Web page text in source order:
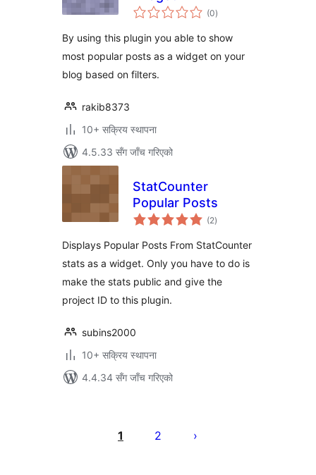
(0कुल
रेटिङ्गहरू
)
By using this plugin you able to show
most popular posts as a widget on your
blog based on filters.
rakib8373
10+ सक्रिय स्थापना
4.5.33 सँग जाँच गरिएको
StatCounter
Popular Posts
(2कुल
रेटिङ्गहरू
)
Displays Popular Posts From StatCounter
stats as a widget. Only you have to do is
make the stats public and give the
project ID to this plugin.
subins2000
10+ सक्रिय स्थापना
4.4.34 सँग जाँच गरिएको
पृष्ठाङ्कन1 2